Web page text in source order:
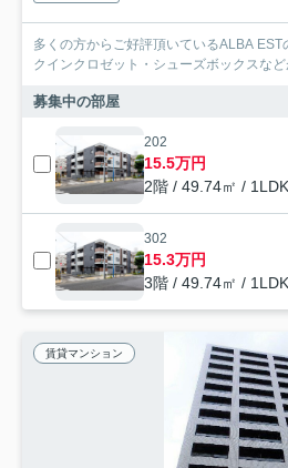
多くの方からご好評頂いているALBA
クインクロゼット・シューズボックスなど
募集中の部屋
202
15.5万円
2階 / 49.74㎡ / 1LDK
302
15.3万円
3階 / 49.74㎡ / 1LDK
賃貸マンション